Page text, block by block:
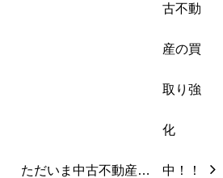
ただいま中古不動産…